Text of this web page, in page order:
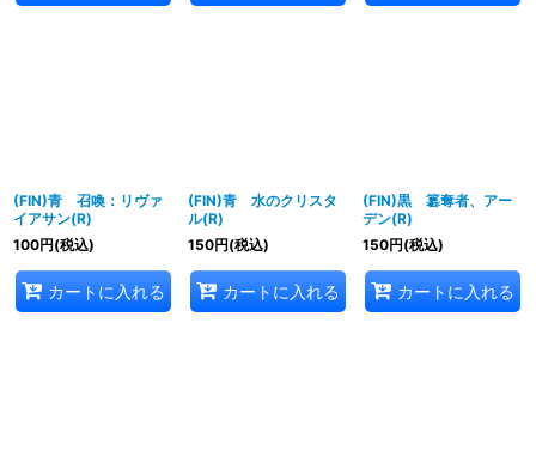
(FIN)青 召喚：リヴァ
イアサン(R)
100円(税込)
カートに入れる
(FIN)青 水のクリスタ
ル(R)
150円(税込)
カートに入れる
(FIN)黒 簒奪者、アー
デン(R)
150円(税込)
カートに入れる